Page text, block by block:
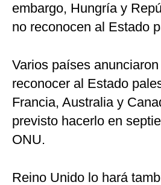
embargo, Hungría y
no reconocen al Estado
Varios países
reconocer al Estado
Francia, Australia y
previsto hacerlo en
ONU.
Reino Unido lo hará